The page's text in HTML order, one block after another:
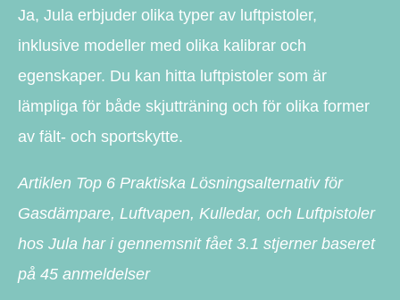
Ja, Jula erbjuder olika typer av luftpistoler,
inklusive modeller med olika kalibrar och
egenskaper. Du kan hitta luftpistoler som är
lämpliga för både skjutträning och för olika former
av fält- och sportskytte.
Artiklen Top 6 Praktiska Lösningsalternativ för
Gasdämpare, Luftvapen, Kulledar, och Luftpistoler
hos Jula har i gennemsnit fået 3.1 stjerner baseret
på 45 anmeldelser